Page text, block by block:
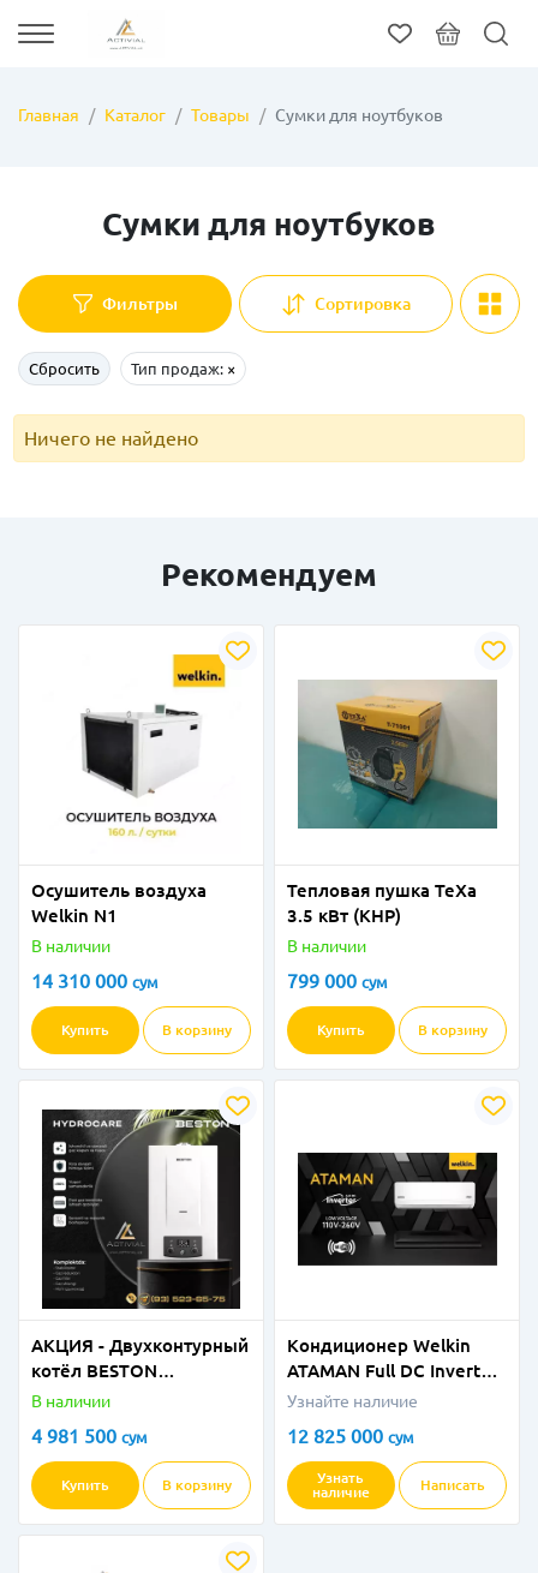
Главная Каталог Товары Сумки для ноутбуков
Сумки для ноутбуков
Фильтры Сортировка
Сбросить Тип продаж: ×
Ничего не найдено
Рекомендуем
Осушитель воздуха
Welkin N1
В наличии
14 310 000 сум
Купить В корзину
Тепловая пушка TeXa
3.5 кВт (КНР)
В наличии
799 000 сум
Купить В корзину
АКЦИЯ - Двухконтурный
котёл BESTON
HYDROCARE 16 кВт
ПОЛНОМ КОМПЛЕКТЕ
от Activial.uz!
В наличии
4 981 500 сум
Купить В корзину
Кондиционер Welkin
ATAMAN Full DС Inverter
- 24 BTU
Узнайте наличие
12 825 000 сум
Узнать
наличие
Написать